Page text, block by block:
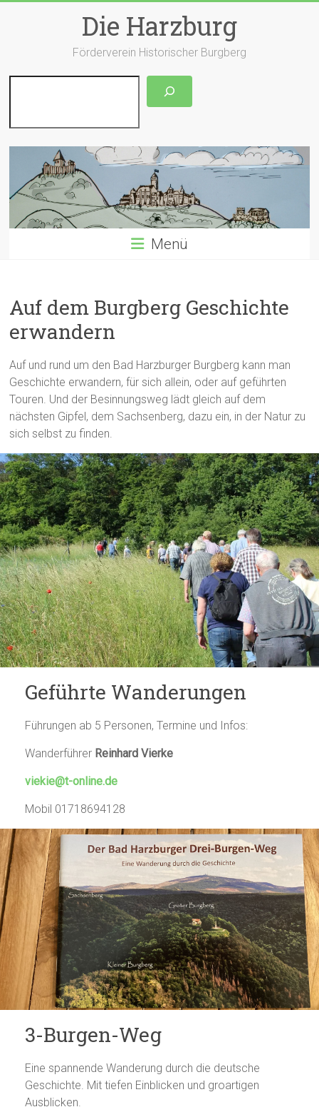
Die Harzburg
Förderverein Historischer Burgberg
Menü
Auf dem Burgberg Geschichte
erwandern
Auf und rund um den Bad Harzburger Burgberg kann man
Geschichte erwandern, für sich allein, oder auf geführten
Touren. Und der Besinnungsweg lädt gleich auf dem
nächsten Gipfel, dem Sachsenberg, dazu ein, in der Natur zu
sich selbst zu finden.
Geführte Wanderungen
Führungen ab 5 Personen, Termine und Infos:
Wanderführer Reinhard Vierke
viekie@t-online.de
Mobil 01718694128
3-Burgen-Weg
Eine spannende Wanderung durch die deutsche
Geschichte. Mit tiefen Einblicken und groartigen
Ausblicken.